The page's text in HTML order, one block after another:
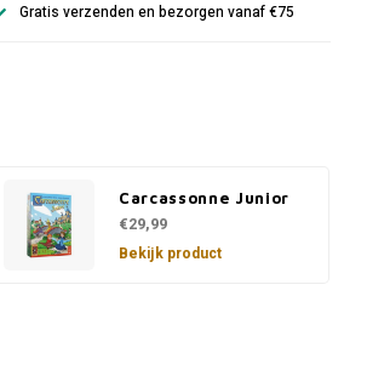
Gratis verzenden en bezorgen vanaf €75
Carcassonne Junior
€29,99
Bekijk product